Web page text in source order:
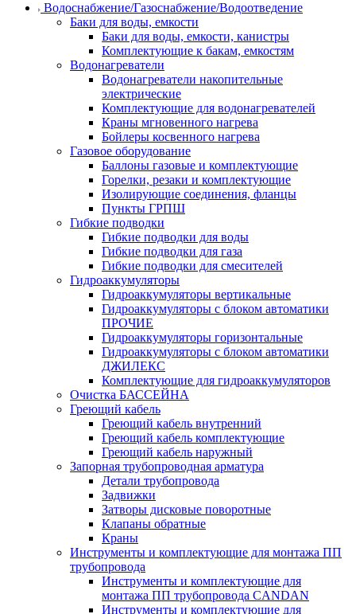
Водоснабжение/Газоснабжение/Водоотведение
Баки для воды, емкости
Баки для воды, емкости, канистры
Комплектующие к бакам, емкостям
Водонагреватели
Водонагреватели накопительные
электрические
Комплектующие для водонагревателей
Краны мгновенного нагрева
Бойлеры косвенного нагрева
Газовое оборудование
Баллоны газовые и комплектующие
Горелки, резаки и комплектующие
Изолирующие соединения, фланцы
Пункты ГРПШ
Гибкие подводки
Гибкие подводки для воды
Гибкие подводки для газа
Гибкие подводки для смесителей
Гидроаккумуляторы
Гидроаккумуляторы вертикальные
Гидроаккумуляторы с блоком автоматики
ПРОЧИЕ
Гидроаккумуляторы горизонтальные
Гидроаккумуляторы с блоком автоматики
ДЖИЛЕКС
Комплектующие для гидроаккумуляторов
Очистка БАССЕЙНА
Греющий кабель
Греющий кабель внутренний
Греющий кабель комплектующие
Греющий кабель наружный
Запорная трубопроводная арматура
Детали трубопровода
Задвижки
Затворы дисковые поворотные
Клапаны обратные
Краны
Инструменты и комплектующие для монтажа ПП
трубопровода
Инструменты и комплектующие для
монтажа ПП трубопровода CANDAN
Инструменты и комплектующие для